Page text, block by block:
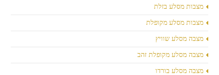
מצבות מסלע בזלת
מצבות מסלע מקופלת
מצבה מסלע שוויץ
מצבה מסלע מקופלת זהב
מצבה מסלע בורדו